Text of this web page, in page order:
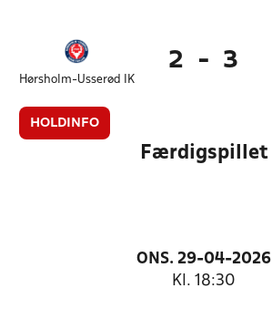
Hørsholm-Usserød IK
HOLDINFO
2 - 3
Færdigspillet
ONS. 29-04-2026
Kl. 18:30